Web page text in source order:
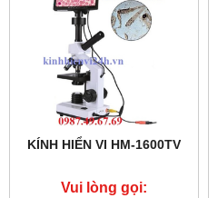
KÍNH HIỂN VI HM-1600TV
Vui lòng gọi: